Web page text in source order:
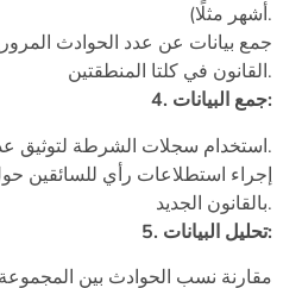
أشهر مثلًا).
جمع بيانات عن عدد الحوادث
القانون في كلتا المنطقتين.
4. جمع البيانات:
استخدام سجلات الشرطة لتوثيق عدد الحوادث وأسبابها.
إجراء استطلاعات رأي للسائقين
بالقانون الجديد.
5. تحليل البيانات:
مقارنة نسب الحوادث بين